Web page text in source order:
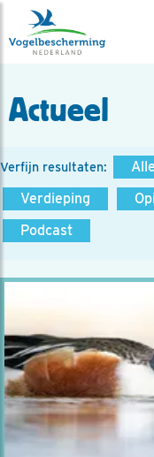
Actueel
Verfijn resultaten:
Verdieping
Podcast